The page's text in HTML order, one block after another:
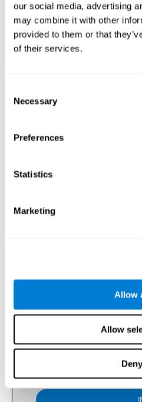
our social media, advertising
may combine it with other
provided to them or that
of their services.
Selection
Necessary
Preferences
Statistics
Marketing
Allow
Allow
Deny
تركّز انتباهنا في حافز، بصرف
المركّز:
التلقائيّة وإنشاء أجوبة
Variables of Attention (TOVA و(Continuous Performance
سلوكنا والقيام بالخطّة. مهام
على اختبارات عصبية-نفسية مختلفة: اختبار Stroop، وNEPSY،
Variables of Attention (TOVA، وWisconsin Card Sorting
على ضرورات المهمة.